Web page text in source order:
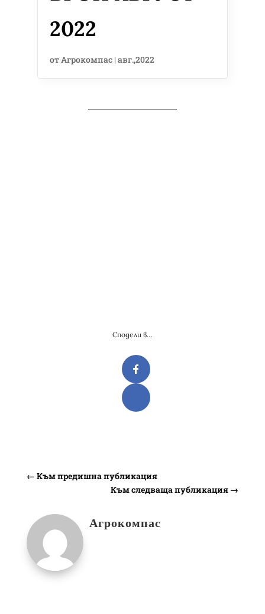
2022
от Агрокомпас| авг.,2022
Сподели в…
← Към предишна публикация
Към следваща публикация →
Агрокомпас